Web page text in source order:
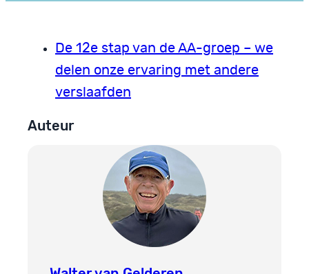
De 12e stap van de AA-groep – we
delen onze ervaring met andere
verslaafden
Auteur